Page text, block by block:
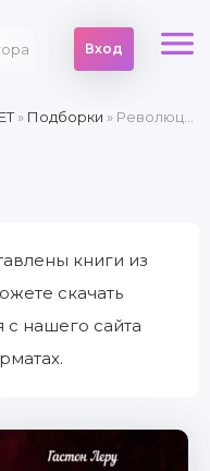
Вход
» Подборки » Революция
книги из
скачать
нашего сайта